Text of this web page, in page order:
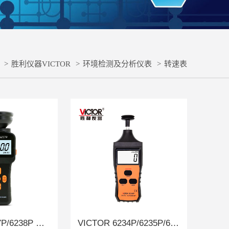
> 胜利仪器VICTOR > 环境检测及分析仪表 > 转速表
VICTOR 6237P/6238P 数字式闪频测速仪 VICTOR 6234P/6235P/6236P 转速表